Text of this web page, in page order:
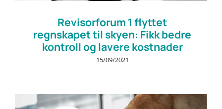
Revisorforum 1 flyttet
regnskapet til skyen: Fikk bedre
kontroll og lavere kostnader
15/09/2021